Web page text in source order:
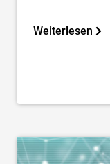
Weiterlesen